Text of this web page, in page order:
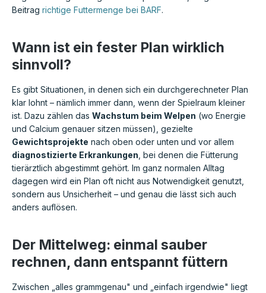
Beitrag richtige Futtermenge bei BARF.
Wann ist ein fester Plan wirklich
sinnvoll?
Es gibt Situationen, in denen sich ein durchgerechneter Plan
klar lohnt – nämlich immer dann, wenn der Spielraum kleiner
ist. Dazu zählen das Wachstum beim Welpen (wo Energie
und Calcium genauer sitzen müssen), gezielte
Gewichtsprojekte nach oben oder unten und vor allem
diagnostizierte Erkrankungen , bei denen die Fütterung
tierärztlich abgestimmt gehört. Im ganz normalen Alltag
dagegen wird ein Plan oft nicht aus Notwendigkeit genutzt,
sondern aus Unsicherheit – und genau die lässt sich auch
anders auflösen.
Der Mittelweg: einmal sauber
rechnen, dann entspannt füttern
Zwischen „alles grammgenau" und „einfach irgendwie" liegt